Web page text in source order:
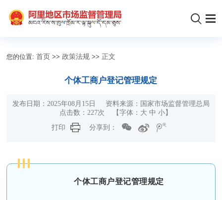
您的位置:首页 >>政策法规 >> 正文
个体工商户登记管理规定
发布日期：2025年08月15日 资料来源：国家市场监督管理总局
点击数： 227次 【字体： 大 中 小 】
打印
分享到：
个体工商户登记管理规定